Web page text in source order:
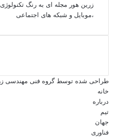
زرین هور مجله ای به رنگ
،موبایل و شبکه های اجتماعی
طراحی شده توسط گروه فنی مهندسی
خانه
درباره
تیم
جهان
فناوری